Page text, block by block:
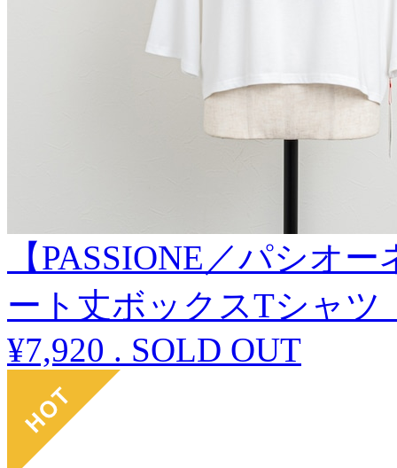
【PASSIONE／パシオ
ート丈ボックスTシャツ
¥7,920 . SOLD OUT